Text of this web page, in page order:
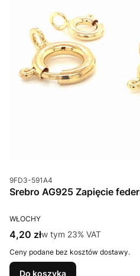
Kod produktu
9FD3-591A4
Srebro AG925 Zapięcie
PRODUCENT
WŁOCHY
Cena brutto
4,20 złw tym %s VAT
w tym 23% VAT
Ceny podane bez kosztów dostawy.
Do koszyka